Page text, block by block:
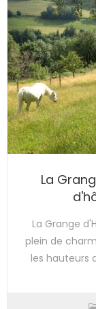
La
La Grange
plein de
les hauteurs